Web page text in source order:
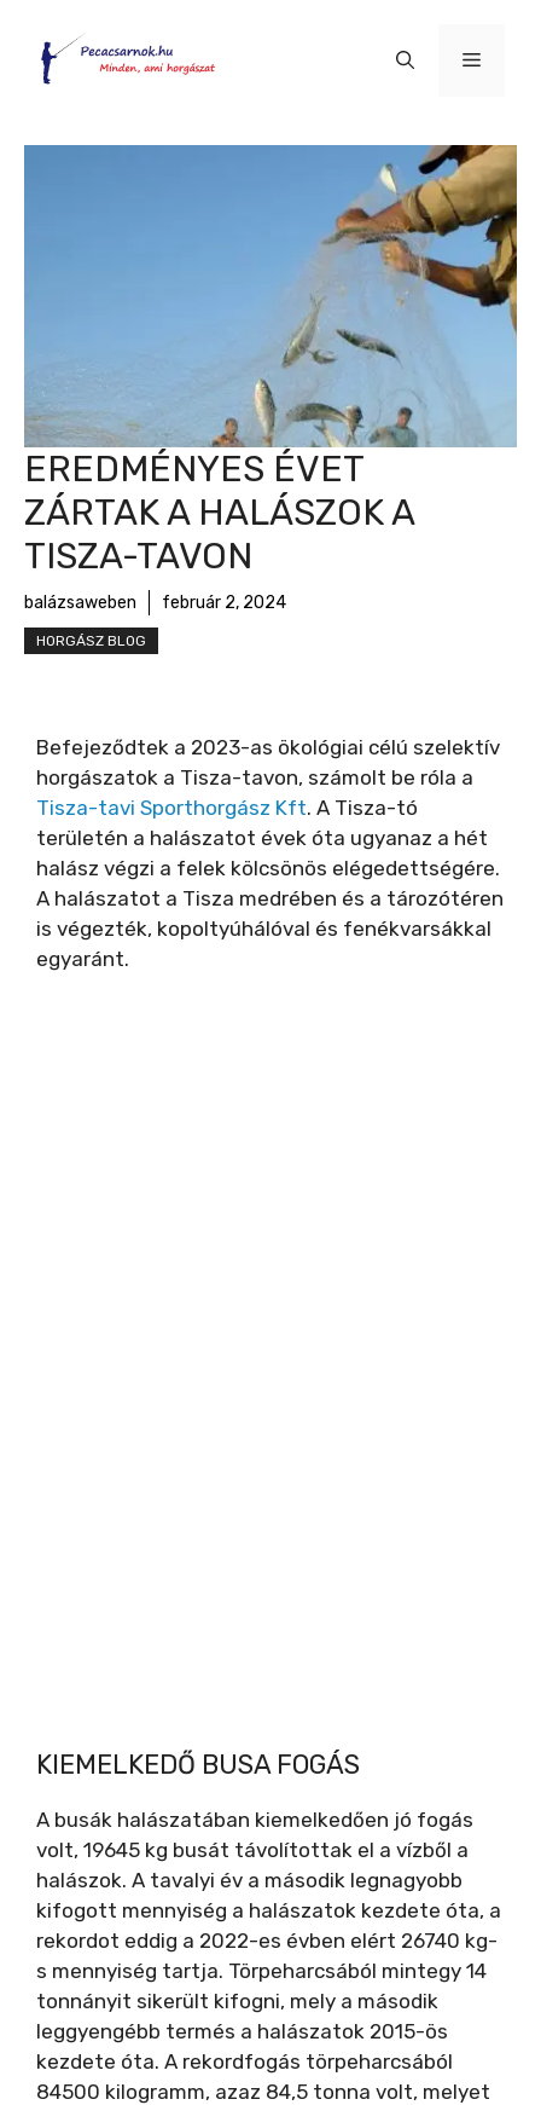
tartalomba
Menü
EREDMÉNYES ÉVET
ZÁRTAK A HALÁSZOK A
TISZA-TAVON
balázsaweben február 2, 2024
HORGÁSZ BLOG
Befejeződtek a 2023-as ökológiai célú szelektív
horgászatok a Tisza-tavon, számolt be róla a
Tisza-tavi Sporthorgász Kft. A Tisza-tó
területén a halászatot évek óta ugyanaz a hét
halász végzi a felek kölcsönös elégedettségére.
A halászatot a Tisza medrében és a tározótéren
is végezték, kopoltyúhálóval és fenékvarsákkal
egyaránt.
KIEMELKEDŐ BUSA FOGÁS
A busák halászatában kiemelkedően jó fogás
volt, 19645 kg busát távolítottak el a vízből a
halászok. A tavalyi év a második legnagyobb
kifogott mennyiség a halászatok kezdete óta, a
rekordot eddig a 2022-es évben elért 26740 kg-
s mennyiség tartja. Törpeharcsából mintegy 14
tonnányit sikerült kifogni, mely a második
leggyengébb termés a halászatok 2015-ös
kezdete óta. A rekordfogás törpeharcsából
84500 kilogramm, azaz 84,5 tonna volt, melyet